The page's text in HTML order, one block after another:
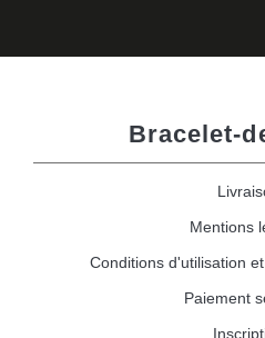
Bracelet-
Mentions
Conditions d'utilisation
Paiement